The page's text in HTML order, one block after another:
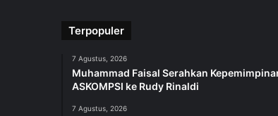
Terpopuler
7 Agustus, 2026
Muhammad Faisal Serahkan
ASKOMPSI ke Rudy Rinaldi
7 Agustus, 2026